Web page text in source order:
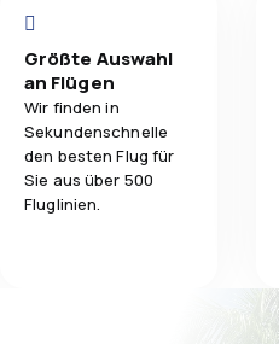
Größte Auswahl
an Flügen
Wir finden in
Sekundenschnelle
den besten Flug für
Sie aus über 500
Fluglinien.